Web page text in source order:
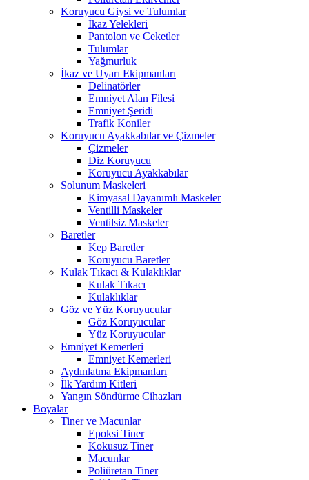
Koruyucu Giysi ve Tulumlar
İkaz Yelekleri
Pantolon ve Ceketler
Tulumlar
Yağmurluk
İkaz ve Uyarı Ekipmanları
Delinatörler
Emniyet Alan Filesi
Emniyet Şeridi
Trafik Koniler
Koruyucu Ayakkabılar ve Çizmeler
Çizmeler
Diz Koruyucu
Koruyucu Ayakkabılar
Solunum Maskeleri
Kimyasal Dayanımlı Maskeler
Ventilli Maskeler
Ventilsiz Maskeler
Baretler
Kep Baretler
Koruyucu Baretler
Kulak Tıkacı & Kulaklıklar
Kulak Tıkacı
Kulaklıklar
Göz ve Yüz Koruyucular
Göz Koruyucular
Yüz Koruyucular
Emniyet Kemerleri
Emniyet Kemerleri
Aydınlatma Ekipmanları
İlk Yardım Kitleri
Yangın Söndürme Cihazları
Boyalar
Tiner ve Macunlar
Epoksi Tiner
Kokusuz Tiner
Macunlar
Poliüretan Tiner